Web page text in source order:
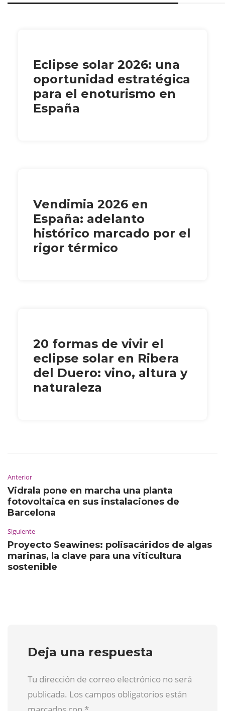
Eclipse solar 2026: una
oportunidad estratégica
para el enoturismo en
España
Vendimia 2026 en
España: adelanto
histórico marcado por el
rigor térmico
20 formas de vivir el
eclipse solar en Ribera
del Duero: vino, altura y
naturaleza
Anterior
Vidrala pone en marcha una planta
fotovoltaica en sus instalaciones de
Barcelona
Siguiente
Proyecto Seawines: polisacáridos de algas
marinas, la clave para una viticultura
sostenible
Deja una respuesta
Tu dirección de correo electrónico no será
publicada. Los campos obligatorios están